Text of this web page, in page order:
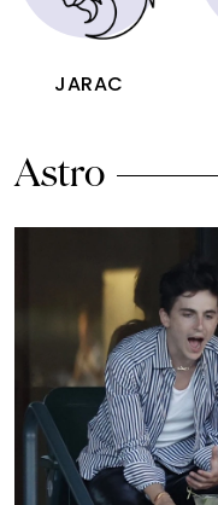
JARAC
Astro